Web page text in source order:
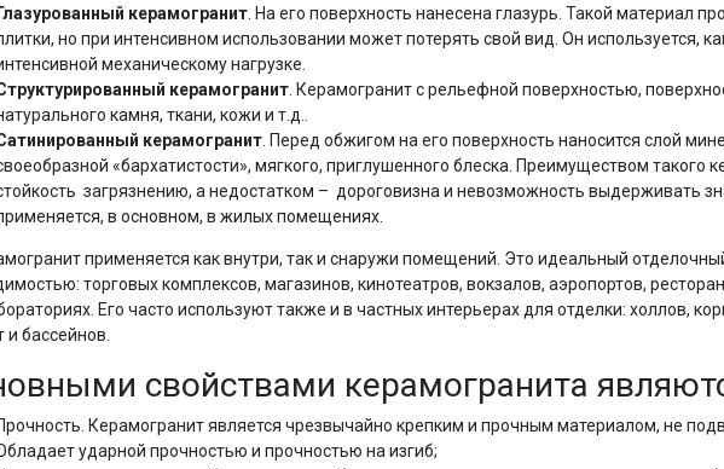
Глазурованный керамогранит . На его поверхность нанесена глазурь. Такой материал
но при интенсивном использовании может потерять свой вид. Он используется,
механическому нагрузке.
керамогранит . Керамогранит с рельефной поверхностью,
камня, ткани, кожи и т.д..
керамогранит . Перед обжигом на его поверхность наносится слой
«бархатистости», мягкого, приглушенного блеска. Преимуществом такого
загрязнению, а недостатком – дороговизна и невозможность выдерживать
в основном, в жилых помещениях.
применяется как внутри, так и снаружи помещений. Это идеальный
торговых комплексов, магазинов, кинотеатров, вокзалов, аэропортов,
Его часто используют также и в частных интерьерах для отделки: холлов,
и бассейнов.
свойствами керамогранита
Керамогранит является чрезвычайно крепким и прочным материалом, не
ударной прочностью и прочностью на изгиб;